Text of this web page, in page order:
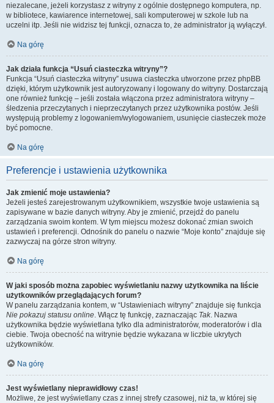
niezalecane, jeżeli korzystasz z witryny z ogólnie dostępnego komputera, np.
w bibliotece, kawiarence internetowej, sali komputerowej w szkole lub na
uczelni itp. Jeśli nie widzisz tej funkcji, oznacza to, że administrator ją wyłączył.
Na górę
Jak działa funkcja “Usuń ciasteczka witryny”?
Funkcja “Usuń ciasteczka witryny” usuwa ciasteczka utworzone przez phpBB
dzięki, którym użytkownik jest autoryzowany i logowany do witryny. Dostarczają
one również funkcję – jeśli została włączona przez administratora witryny –
śledzenia przeczytanych i nieprzeczytanych przez użytkownika postów. Jeśli
występują problemy z logowaniem/wylogowaniem, usunięcie ciasteczek może
być pomocne.
Na górę
Preferencje i ustawienia użytkownika
Jak zmienić moje ustawienia?
Jeżeli jesteś zarejestrowanym użytkownikiem, wszystkie twoje ustawienia są
zapisywane w bazie danych witryny. Aby je zmienić, przejdź do panelu
zarządzania swoim kontem. W tym miejscu możesz dokonać zmian swoich
ustawień i preferencji. Odnośnik do panelu o nazwie “Moje konto” znajduje się
zazwyczaj na górze stron witryny.
Na górę
W jaki sposób można zapobiec wyświetlaniu nazwy użytkownika na liście
użytkowników przeglądających forum?
W panelu zarządzania kontem, w “Ustawieniach witryny” znajduje się funkcja
Nie pokazuj statusu online. Włącz tę funkcję, zaznaczając Tak. Nazwa
użytkownika będzie wyświetlana tylko dla administratorów, moderatorów i dla
ciebie. Twoja obecność na witrynie będzie wykazana w liczbie ukrytych
użytkowników.
Na górę
Jest wyświetlany nieprawidłowy czas!
Możliwe, że jest wyświetlany czas z innej strefy czasowej, niż ta, w której się